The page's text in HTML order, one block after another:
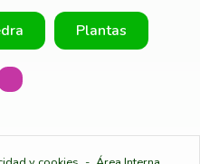
Plantas